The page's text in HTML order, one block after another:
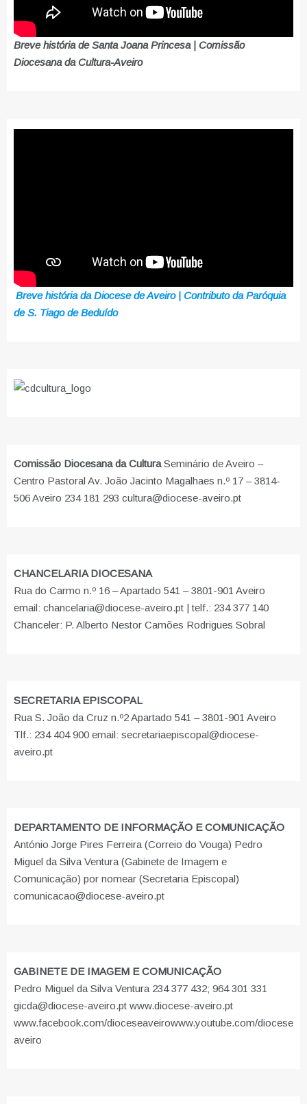
Breve história de Santa Joana Princesa | Comissão
Diocesana da Cultura-Aveiro
Breve história da Diocese de Aveiro | Contributo da Paróquia
de S. Tiago de Beduído
Comissão Diocesana da CulturaSeminário de Aveiro –
Centro Pastoral Av. João Jacinto Magalhaes n.º 17 – 3814-
506 Aveiro 234 181 293 cultura@diocese-aveiro.pt
CHANCELARIA DIOCESANA
Rua do Carmo n.º 16 – Apartado 541 – 3801-901 Aveiro
email: chancelaria@diocese-aveiro.pt | telf.: 234 377 140
Chanceler: P. Alberto Nestor Camões Rodrigues Sobral
SECRETARIA EPISCOPAL
Rua S. João da Cruz n.º2 Apartado 541 – 3801-901 Aveiro
Tlf.: 234 404 900 email: secretariaepiscopal@diocese-
aveiro.pt
DEPARTAMENTO DE INFORMAÇÃO E COMUNICAÇÃO
António Jorge Pires Ferreira (Correio do Vouga) Pedro
Miguel da Silva Ventura (Gabinete de Imagem e
Comunicação) por nomear (Secretaria Episcopal)
comunicacao@diocese-aveiro.pt
GABINETE DE IMAGEM E COMUNICAÇÃO
Pedro Miguel da Silva Ventura 234 377 432; 964 301 331
gicda@diocese-aveiro.pt www.diocese-aveiro.pt
www.facebook.com/dioceseaveirowww.youtube.com/diocese
aveiro